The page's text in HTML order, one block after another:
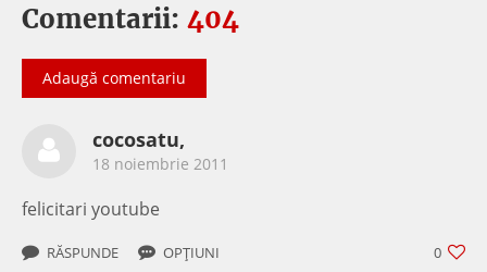
Comentarii: 404
Adaugă comentariu
cocosatu,
18 noiembrie 2011
felicitari youtube
0
RĂSPUNDE OPȚIUNI